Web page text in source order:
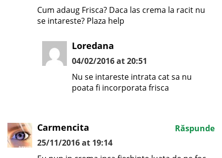
Cum adaug Frisca? Daca las crema la racit nu
se intareste? Plaza help
Loredana
04/02/2016 at 20:51
Nu se intareste intrata cat sa nu
poata fi incorporata frisca
Carmencita
25/11/2016 at 19:14
Răspunde